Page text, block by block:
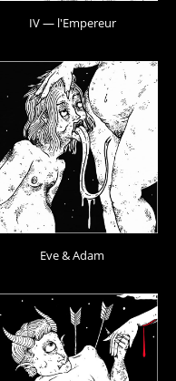
IV — l'Empereur
Eve & Adam